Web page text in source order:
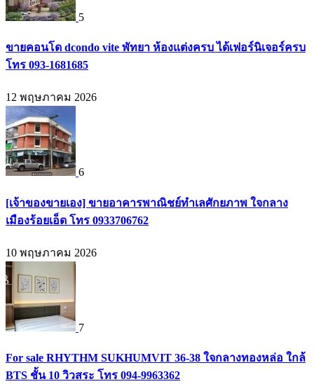
5
ขายคอนโด dcondo vite พัทยา ห้องแต่งครบ ได้เฟอร์นิเจอร์ครบ
โทร 093-1681685
12 พฤษภาคม 2026
6
[เจ้าของขายเอง] ขายอาคารพาณิชย์ทำเลศักยภาพ ใจกลาง
เมืองร้อยเอ็ด โทร 0933706762
10 พฤษภาคม 2026
7
For sale RHYTHM SUKHUMVIT 36-38 ใจกลางทองหล่อ ใกล้
BTS ชั้น 10 วิวสระ โทร 094-9963362